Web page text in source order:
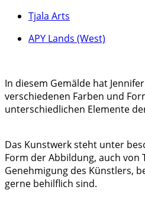
Tjala Arts
APY Lands (West)
In diesem Gemälde hat
verschiedenen Farben und
unterschiedlichen Elemente
Das Kunstwerk steht unter
Form der Abbildung, auch von
Genehmigung des Künstlers,
gerne behilflich sind.